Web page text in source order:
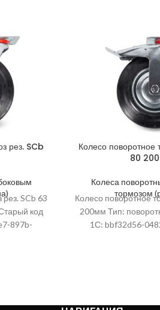
рез. SCb
SCb 63
код
897b-
Колесо поворотное
80
Колеса
тормозом
Колесо поворотное
200мм Тип:
1С: bbf32d56-